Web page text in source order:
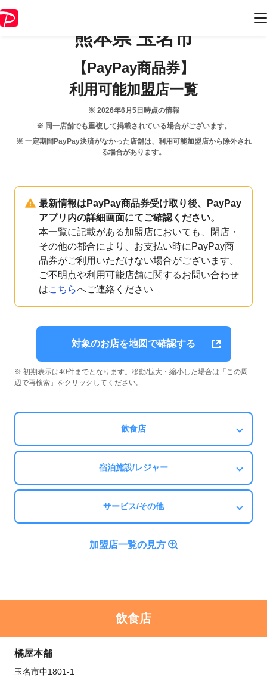
熊本県 玉名市
【PayPay商品券】
利用可能加盟店一覧
※ 2026年6月5日 時点の情報
※ 同一店舗でも重複して掲載されている場合がございます。
※ 一定期間PayPay決済がなかった店舗は、利用可能加盟店から除外され
る場合があります。
最新情報はPayPay商品券受け取り後、PayPay
アプリ内の詳細画面にてご確認ください。
本一覧に記載がある加盟店においても、閉店・
その他の都合により、お支払い時にPayPay商
品券がご利用いただけない場合がございます。
ご不明点や利用可能店舗に関するお問い合わせ
はこちらへご連絡ください
対象のお店を地図で確認する
※ 初期表示は40件までとなります。移動/拡大・縮小した場合は「この周
辺で再検索」をクリックしてください。
飲食店
宿泊施設/レジャー
サービス/その他
加盟店一覧の見方
飲食店
橘屋本舗
玉名市中1801-1